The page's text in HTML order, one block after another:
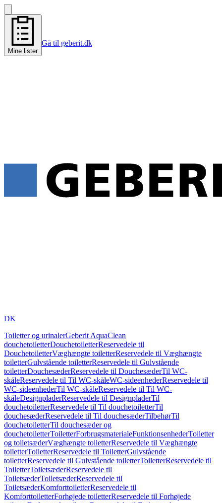
Mine lister
Gå til geberit.dk
DK
Toiletter og urinalerGeberit AquaClean
douchetoiletterDouchetoiletterReservedele til
DouchetoiletterVæghængte toiletterReservedele til Væghængte
toiletterGulvstående toiletterReservedele til Gulvstående
toiletterDouchesæderReservedele til DouchesæderTil WC-
skåleReservedele til Til WC-skåleWC-sideenhederReservedele til
WC-sideenhederTil WC-skåleReservedele til Til WC-
skåleDesignpladerReservedele til DesignpladerTil
douchetoiletterReservedele til Til douchetoiletterTil
douchesæderReservedele til Til douchesæderTilbehørTil
douchetoiletterTil douchesæder og
douchetoiletterToiletterForbrugsmaterialeFunktionsenhederToiletter
og toiletsæderVæghængte toiletterReservedele til Væghængte
toiletterToiletterReservedele til ToiletterGulvstående
toiletterReservedele til Gulvstående toiletterToiletterReservedele til
ToiletterToiletsæderReservedele til
ToiletsæderToiletsæderReservedele til
ToiletsæderKomforttoiletterReservedele til
KomforttoiletterForhøjede toiletterReservedele til Forhøjede